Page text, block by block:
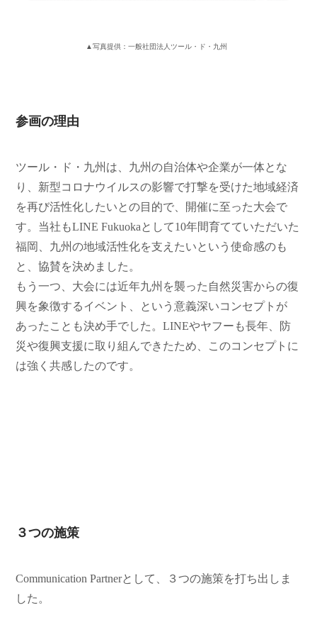
▲写真提供：一般社団法人ツール・ド・九州
参画の理由
ツール・ド・九州は、九州の自治体や企業が一体とな
り、新型コロナウイルスの影響で打撃を受けた地域経済
を再び活性化したいとの目的で、開催に至った大会で
す。当社もLINE Fukuokaとして10年間育てていただいた
福岡、九州の地域活性化を支えたいという使命感のも
と、協賛を決めました。
もう一つ、大会には近年九州を襲った自然災害からの復
興を象徴するイベント、という意義深いコンセプトが
あったことも決め手でした。LINEやヤフーも長年、防
災や復興支援に取り組んできたため、このコンセプトに
は強く共感したのです。
３つの施策
Communication Partnerとして、３つの施策を打ち出しま
した。